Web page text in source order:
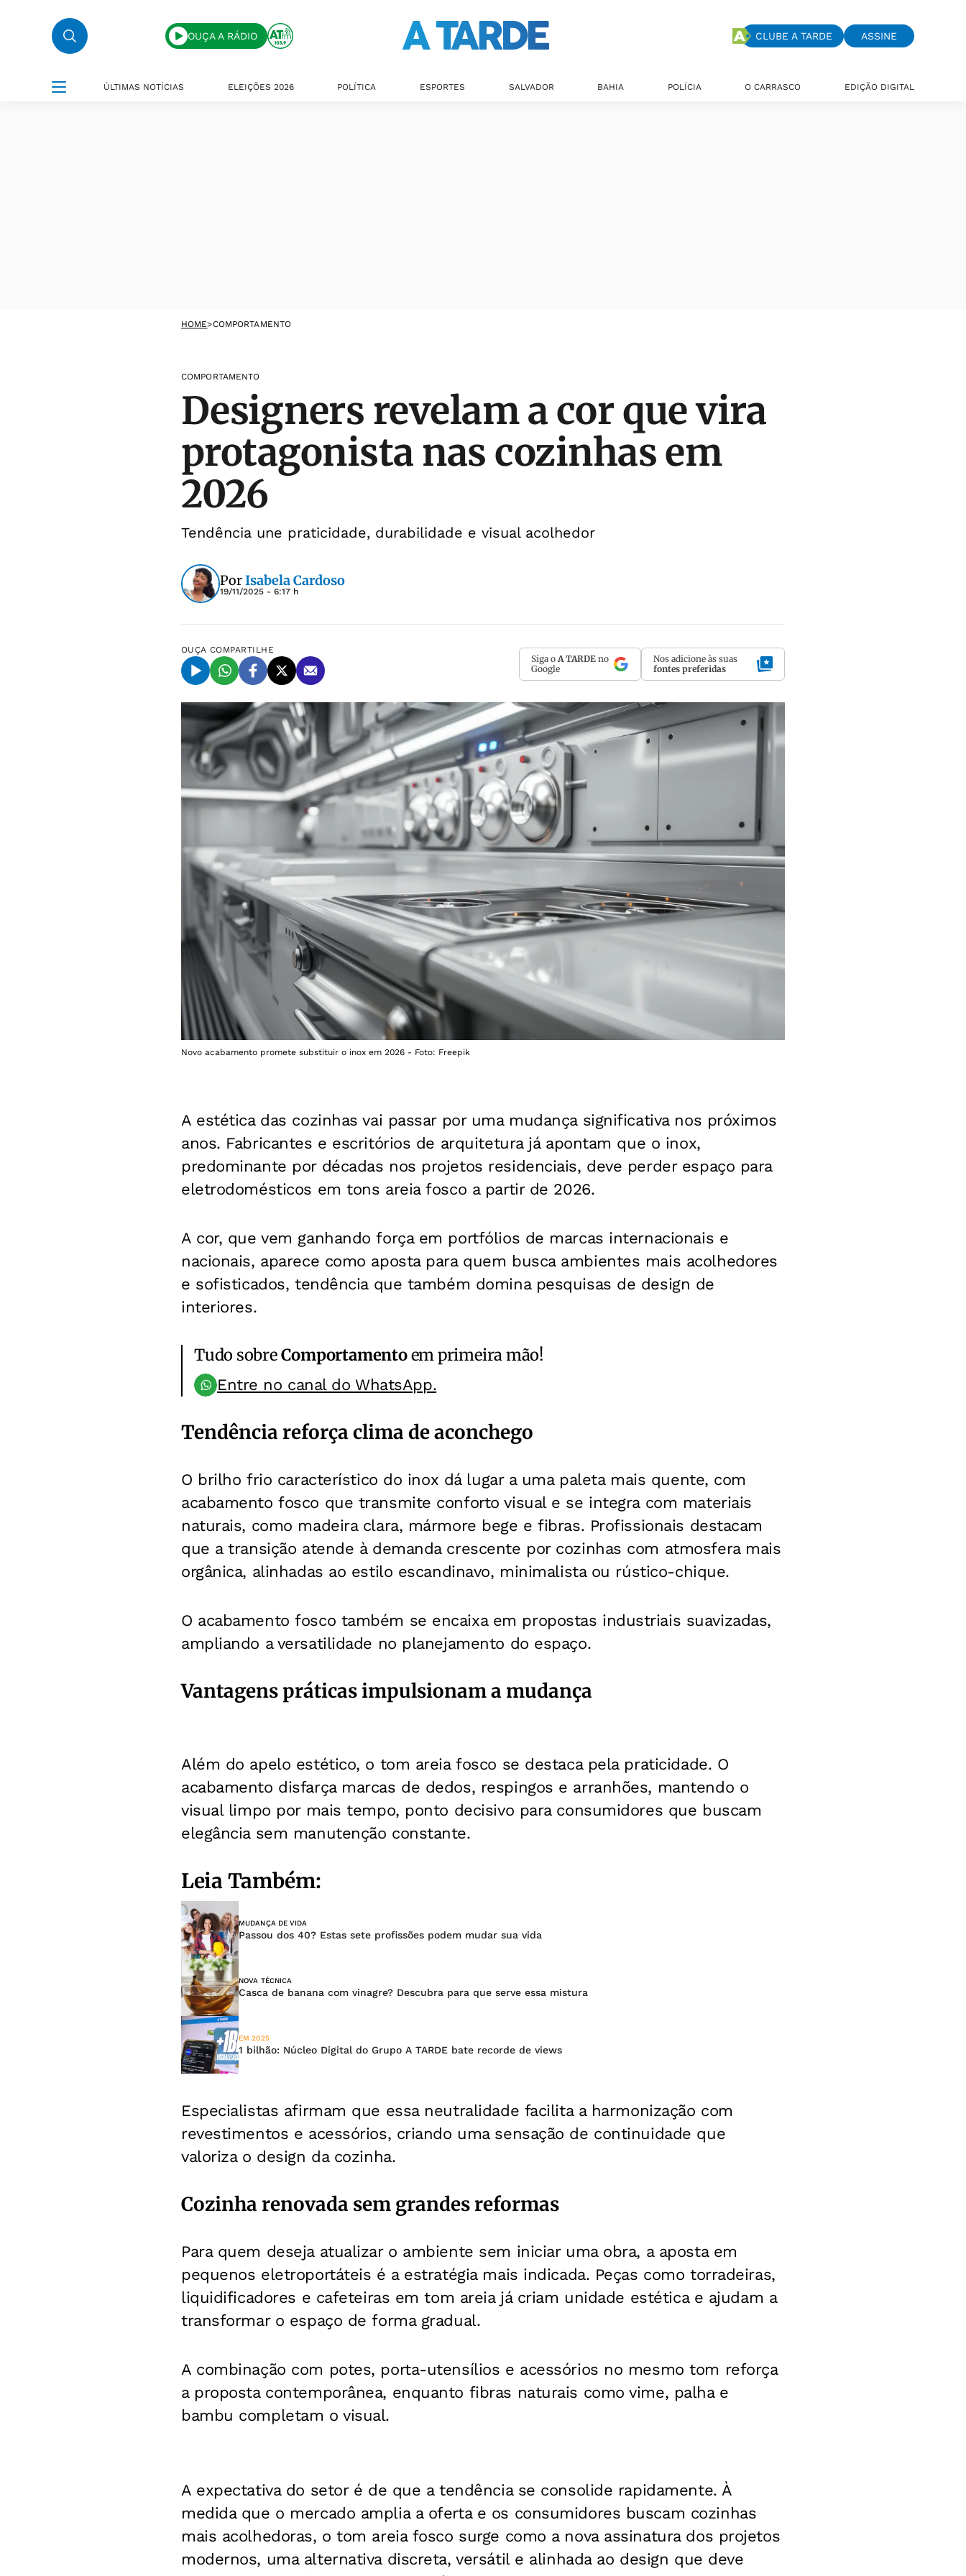
OUÇA A RÁDIO CLUBE A TARDE ASSINE
ÚLTIMAS NOTÍCIAS ELEIÇÕES 2026 POLÍTICA ESPORTES SALVADOR BAHIA POLÍCIA O CARRASCO EDIÇÃO DIGITAL
HOME>COMPORTAMENTO
COMPORTAMENTO
Designers revelam a cor que vira
protagonista nas cozinhas em
2026
Tendência une praticidade, durabilidade e visual acolhedor
PorIsabela Cardoso
19/11/2025 - 6:17 h
OUÇA COMPARTILHE
Siga o A TARDE no
Google
Nos adicione às suas
fontes preferidas
Novo acabamento promete substituir o inox em 2026 - Foto: Freepik
A estética das cozinhas vai passar por uma mudança significativa nos próximos
anos. Fabricantes e escritórios de arquitetura já apontam que o inox,
predominante por décadas nos projetos residenciais, deve perder espaço para
eletrodomésticos em tons areia fosco a partir de 2026.
A cor, que vem ganhando força em portfólios de marcas internacionais e
nacionais, aparece como aposta para quem busca ambientes mais acolhedores
e sofisticados, tendência que também domina pesquisas de design de
interiores.
Tudo sobreComportamentoem primeira mão!
Entre no canal do WhatsApp.
Tendência reforça clima de aconchego
O brilho frio característico do inox dá lugar a uma paleta mais quente, com
acabamento fosco que transmite conforto visual e se integra com materiais
naturais, como madeira clara, mármore bege e fibras. Profissionais destacam
que a transição atende à demanda crescente por cozinhas com atmosfera mais
orgânica, alinhadas ao estilo escandinavo, minimalista ou rústico-chique.
O acabamento fosco também se encaixa em propostas industriais suavizadas,
ampliando a versatilidade no planejamento do espaço.
Vantagens práticas impulsionam a mudança
Além do apelo estético, o tom areia fosco se destaca pela praticidade. O
acabamento disfarça marcas de dedos, respingos e arranhões, mantendo o
visual limpo por mais tempo, ponto decisivo para consumidores que buscam
elegância sem manutenção constante.
Leia Também:
MUDANÇA DE VIDA
Passou dos 40? Estas sete profissões podem mudar sua vida
NOVA TÉCNICA
Casca de banana com vinagre? Descubra para que serve essa mistura
EM 2025
1 bilhão: Núcleo Digital do Grupo A TARDE bate recorde de views
Especialistas afirmam que essa neutralidade facilita a harmonização com
revestimentos e acessórios, criando uma sensação de continuidade que
valoriza o design da cozinha.
Cozinha renovada sem grandes reformas
Para quem deseja atualizar o ambiente sem iniciar uma obra, a aposta em
pequenos eletroportáteis é a estratégia mais indicada. Peças como torradeiras,
liquidificadores e cafeteiras em tom areia já criam unidade estética e ajudam a
transformar o espaço de forma gradual.
A combinação com potes, porta-utensílios e acessórios no mesmo tom reforça
a proposta contemporânea, enquanto fibras naturais como vime, palha e
bambu completam o visual.
A expectativa do setor é de que a tendência se consolide rapidamente. À
medida que o mercado amplia a oferta e os consumidores buscam cozinhas
mais acolhedoras, o tom areia fosco surge como a nova assinatura dos projetos
modernos, uma alternativa discreta, versátil e alinhada ao design que deve